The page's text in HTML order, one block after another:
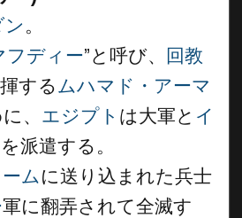
ン 。
フディー”と呼び、
回教
する ムハマド・アーマ
、 エジプト は大軍と イ
派遣する。
ム に送り込まれた兵士
軍に翻弄されて全滅す